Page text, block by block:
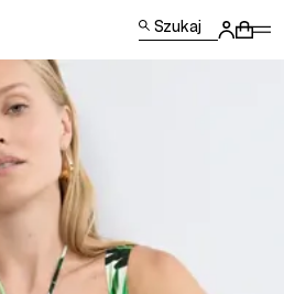
Szukaj